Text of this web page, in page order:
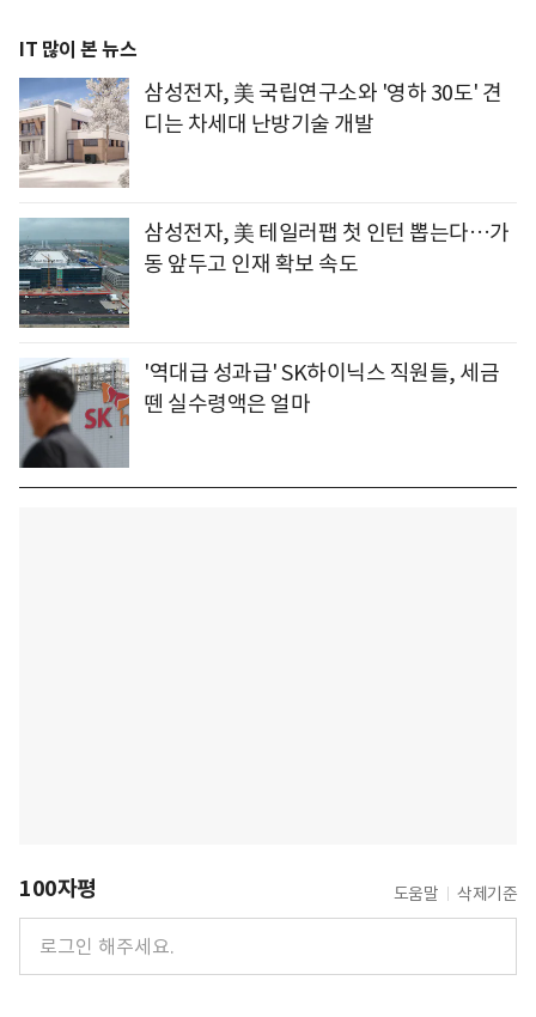
IT 많이 본 뉴스
삼성전자, 美 국립연구소와 '영하 30도' 견
디는 차세대 난방기술 개발
삼성전자, 美 테일러팹 첫 인턴 뽑는다…가
동 앞두고 인재 확보 속도
'역대급 성과급' SK하이닉스 직원들, 세금
뗀 실수령액은 얼마
100자평 도움말 삭제기준